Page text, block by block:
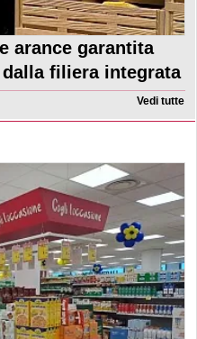
arance garantita
filiera integrata
Vedi tutte